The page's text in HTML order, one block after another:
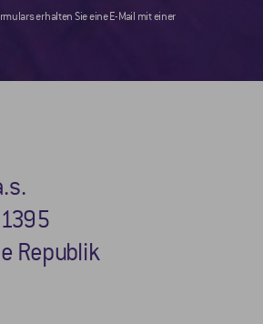
erhalten Sie eine E-Mail mit einer
Republik